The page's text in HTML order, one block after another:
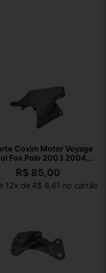
Coxim Motor Voyage
Fox Polo 2003 2004 A
2021
R$85,00
12x de R$ 8,61 no cartão